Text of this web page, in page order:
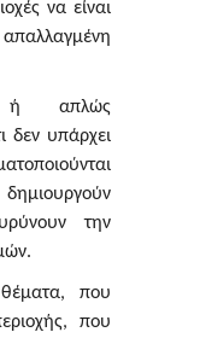
να είναι
ή απλώς
δεν υπάρχει
την
που
που